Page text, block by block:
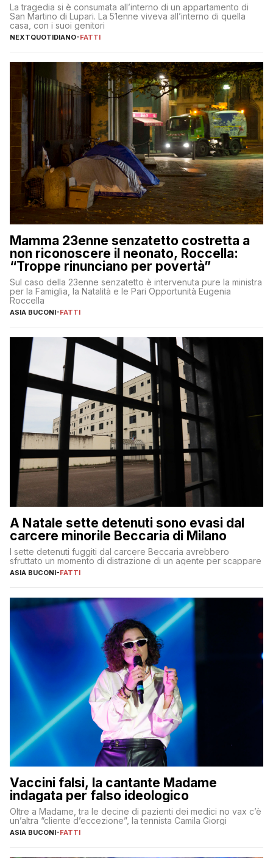
La tragedia si è consumata all’interno di un appartamento di
San Martino di Lupari. La 51enne viveva all’interno di quella
casa, con i suoi genitori
NEXTQUOTIDIANO-FATTI
Mamma 23enne senzatetto costretta a
non riconoscere il neonato, Roccella:
“Troppe rinunciano per povertà”
Sul caso della 23enne senzatetto è intervenuta pure la ministra
per la Famiglia, la Natalità e le Pari Opportunità Eugenia
Roccella
ASIA BUCONI-FATTI
A Natale sette detenuti sono evasi dal
carcere minorile Beccaria di Milano
I sette detenuti fuggiti dal carcere Beccaria avrebbero
sfruttato un momento di distrazione di un agente per scappare
ASIA BUCONI-FATTI
Vaccini falsi, la cantante Madame
indagata per falso ideologico
Oltre a Madame, tra le decine di pazienti dei medici no vax c’è
un’altra “cliente d’eccezione”, la tennista Camila Giorgi
ASIA BUCONI-FATTI